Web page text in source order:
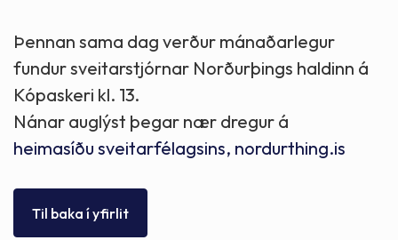
Þennan sama dag verður mánaðarlegur
fundur sveitarstjórnar Norðurþings haldinn á
Kópaskeri kl. 13.
Nánar auglýst þegar nær dregur á
heimasíðu sveitarfélagsins, nordurthing.is
Til baka í yfirlit